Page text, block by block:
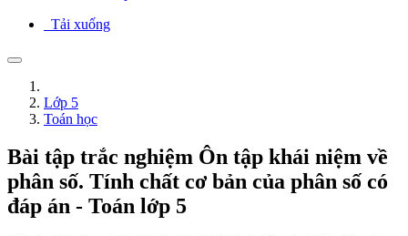
Tải xuống
Lớp 5
Toán học
Bài tập trắc nghiệm Ôn tập khái niệm về
phân số. Tính chất cơ bản của phân số có
đáp án - Toán lớp 5